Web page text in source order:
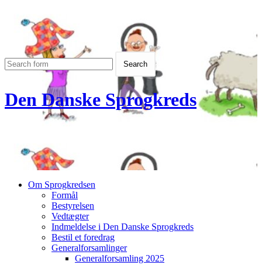
Den Danske Sprogkreds
Om Sprogkredsen
Formål
Bestyrelsen
Vedtægter
Indmeldelse i Den Danske Sprogkreds
Bestil et foredrag
Generalforsamlinger
Generalforsamling 2025